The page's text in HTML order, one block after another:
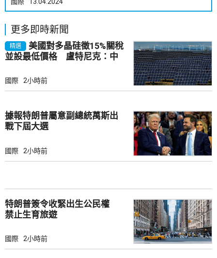
更多即時新聞
精選
美國對多晶硅徵15%關稅
並設最低價格 盧特尼克：中
國際 2小時前
據報特朗普屬意副總統萬斯出
戰下屆大選
國際 2小時前
特朗普簽令收緊出生公民權
禁止生育旅遊
國際 2小時前